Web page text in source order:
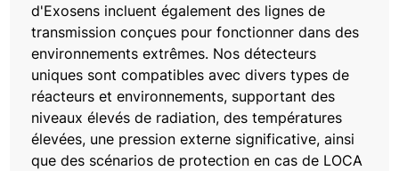
d'Exosens incluent également des lignes de
transmission conçues pour fonctionner dans des
environnements extrêmes. Nos détecteurs
uniques sont compatibles avec divers types de
réacteurs et environnements, supportant des
niveaux élevés de radiation, des températures
élevées, une pression externe significative, ainsi
que des scénarios de protection en cas de LOCA